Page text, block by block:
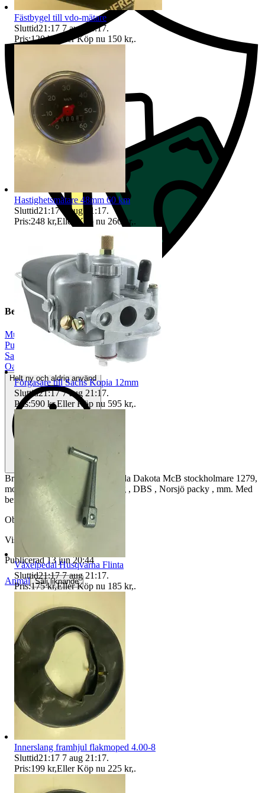
Beskrivning
Mustang
Puch
Sachs
Oanvänt
Helt ny och aldrig använd
Bra bensinkran m16 Puch Florida Dakota McB stockholmare 1279,
monarped , flakmoppe, Mustang , DBS , Norsjö packy , mm. Med
bensinfilter
Objektnr
736 213 517
Visningar
Publicerad 13 jun 20:44
Anmäl Sälj liknande
Fästbygel till vdo-mätare
Sluttid21:17 7 aug 21:17.
Pris:120 kr Eller Köp nu 150 kr,.
Hastighetsmätare 48mm 60 km
Sluttid21:17 7 aug 21:17.
Pris:248 kr,Eller Köp nu 266 kr,.
Förgasare till Sachs Kopia 12mm
Sluttid21:17 7 aug 21:17.
Pris:590 kr,Eller Köp nu 595 kr,.
Växelpedal Husqvarna Flinta
Sluttid21:17 7 aug 21:17.
Pris:175 kr,Eller Köp nu 185 kr,.
Innerslang framhjul flakmoped 4.00-8
Sluttid21:17 7 aug 21:17.
Pris:199 kr,Eller Köp nu 225 kr,.